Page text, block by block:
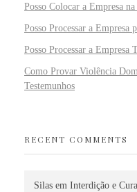
Posso Colocar a Empresa
Posso Processar a Empresa
Posso Processar a Empresa
Como Provar Violência
Testemunhos
RECENT COMMENTS
Silas em Interdição e